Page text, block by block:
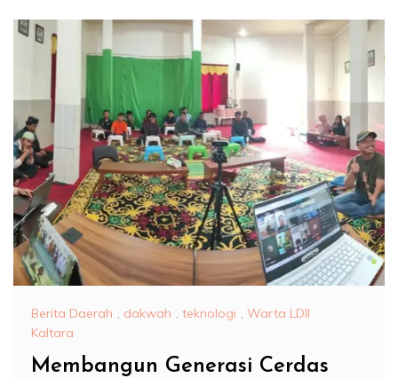
Berita Daerah , dakwah , teknologi , Warta LDII
Kaltara
Membangun Generasi Cerdas